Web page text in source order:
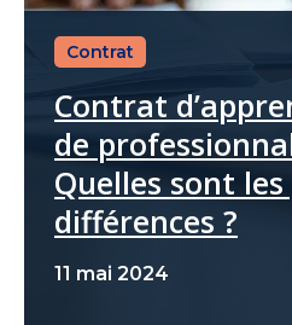
Contrat
Contrat
de
Quelles sont
différences ?
11 mai 2024